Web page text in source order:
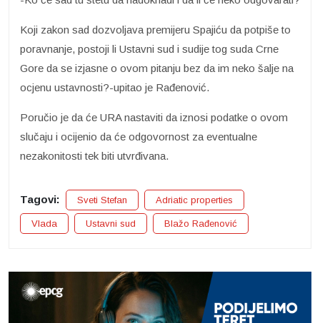
Koji zakon sad dozvoljava premijeru Spajiću da potpiše to
poravnanje, postoji li Ustavni sud i sudije tog suda Crne
Gore da se izjasne o ovom pitanju bez da im neko šalje na
ocjenu ustavnosti?-upitao je Rađenović.
Poručio je da će URA nastaviti da iznosi podatke o ovom
slučaju i ocijenio da će odgovornost za eventualne
nezakonitosti tek biti utvrđivana.
Tagovi: Sveti Stefan Adriatic properties
Vlada Ustavni sud Blažo Rađenović